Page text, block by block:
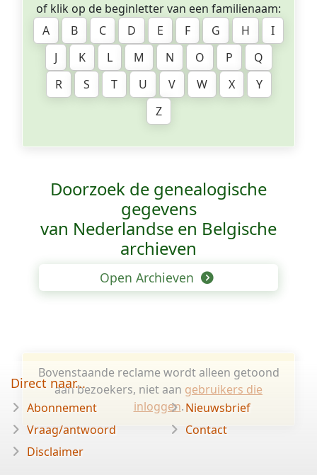
of klik op de beginletter van een familienaam:
A
B C D E F G H
I
J
K L M N O P
Q
R
S T U V W X
Y
Z
Doorzoek de genealogische
gegevens
van Nederlandse en Belgische
archieven
Open Archieven
Bovenstaande reclame wordt alleen getoond
aan bezoekers, niet aan gebruikers die
inloggen.
Direct naar...
Abonnement
Vraag/antwoord
Disclaimer
Nieuwsbrief
Contact